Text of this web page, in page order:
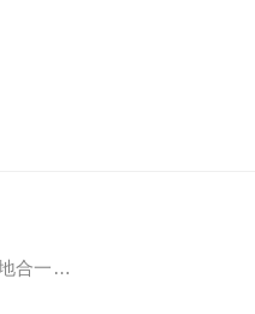
合一所